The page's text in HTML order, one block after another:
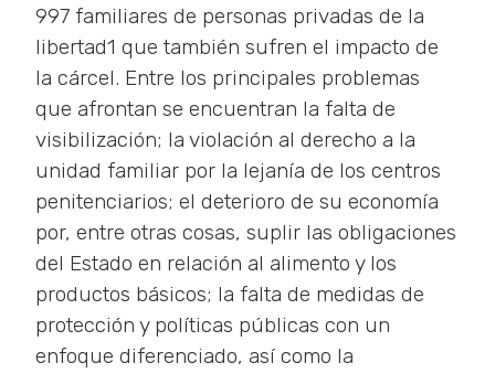
997 familiares de personas privadas de la
libertad1 que también sufren el impacto de
la cárcel. Entre los principales problemas
que afrontan se encuentran la falta de
visibilización; la violación al derecho a la
unidad familiar por la lejanía de los centros
penitenciarios; el deterioro de su economía
por, entre otras cosas, suplir las obligaciones
del Estado en relación al alimento y los
productos básicos; la falta de medidas de
protección y políticas públicas con un
enfoque diferenciado, así como la